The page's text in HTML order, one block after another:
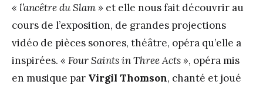
« l’ancêtre du Slam » et elle nous fait découvrir au
cours de l’exposition, de grandes projections
vidéo de pièces sonores, théâtre, opéra qu’elle a
inspirées. « Four Saints in Three Acts », opéra mis
en musique par Virgil Thomson, chanté et joué